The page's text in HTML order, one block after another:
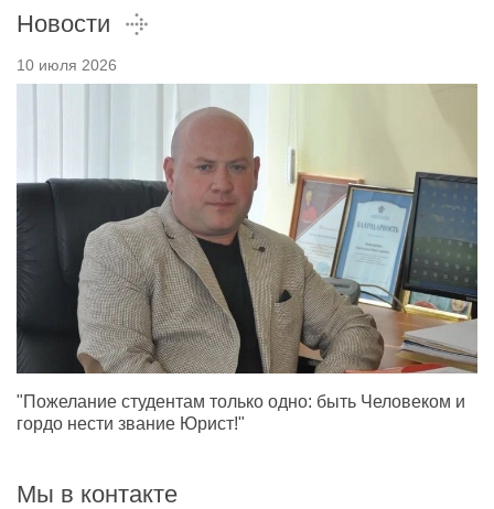
Новости
10 июля 2026
"Пожелание студентам только одно: быть Человеком и
гордо нести звание Юрист!"
Мы в контакте